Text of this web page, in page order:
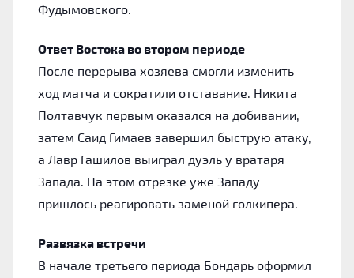
Фудымовского.
Ответ Востока во втором периоде
После перерыва хозяева смогли изменить
ход матча и сократили отставание. Никита
Полтавчук первым оказался на добивании,
затем Саид Гимаев завершил быструю атаку,
а Лавр Гашилов выиграл дуэль у вратаря
Запада. На этом отрезке уже Западу
пришлось реагировать заменой голкипера.
Развязка встречи
В начале третьего периода Бондарь оформил